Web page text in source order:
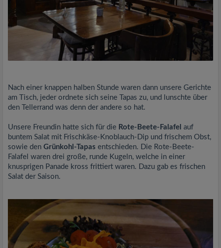
Nach einer knappen halben Stunde waren dann unsere Gerichte
am Tisch, jeder ordnete sich seine Tapas zu, und lunschte über
den Tellerrand was denn der andere so hat.
Unsere Freundin hatte sich für die Rote-Beete-Falafel auf
buntem Salat mit Frischkäse-Knoblauch-Dip und frischem Obst,
sowie den Grünkohl-Tapas entschieden. Die Rote-Beete-
Falafel waren drei große, runde Kugeln, welche in einer
knusprigen Panade kross frittiert waren. Dazu gab es frischen
Salat der Saison.